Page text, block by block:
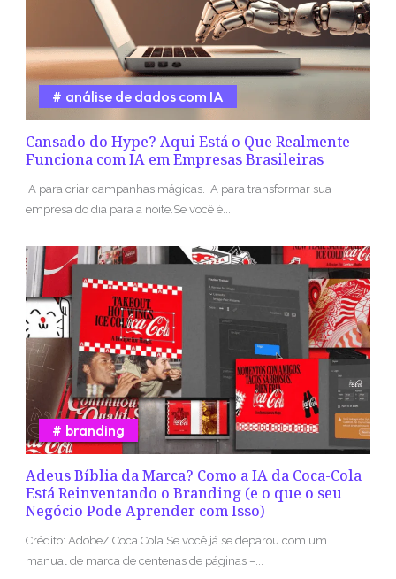
Cansado do Hype? Aqui Está o Que Realmente
Funciona com IA em Empresas Brasileiras
análise de dados com IA
IA para criar campanhas mágicas. IA para transformar sua
empresa do dia para a noite.Se você é...
Adeus Bíblia da Marca? Como a IA da Coca-Cola
Está Reinventando o Branding (e o que o seu
Negócio Pode Aprender com Isso)
branding
Crédito: Adobe/ Coca Cola Se você já se deparou com um
manual de marca de centenas de páginas –...